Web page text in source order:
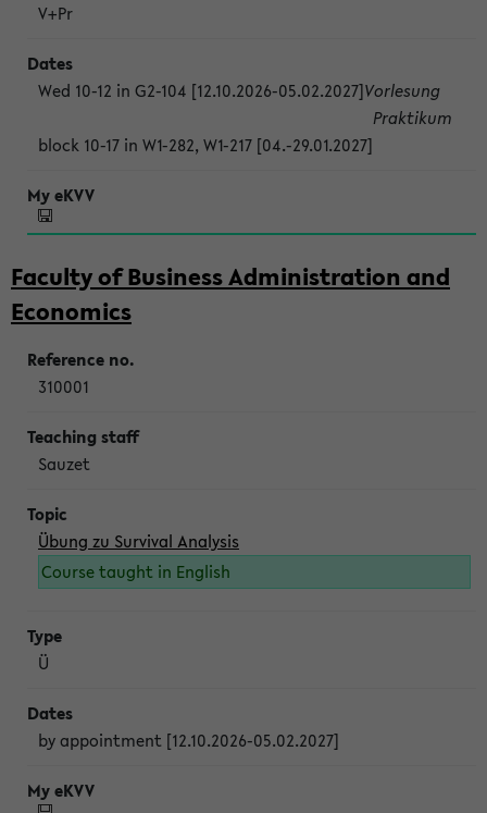
V+Pr
Wed 10-12 in G2-104 [12.10.2026-05.02.2027]Vorlesung
block 10-17 in W1-282, W1-217 [04.-29.01.2027]
Praktikum
Faculty of Business Administration and
Economics
310001
Sauzet
Übung zu Survival Analysis
Course taught in English
Ü
by appointment [12.10.2026-05.02.2027]